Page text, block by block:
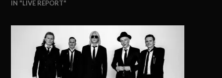
IN "LIVE REPORT"